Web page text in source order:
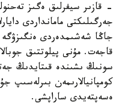
- قازىر سيفرلىق ەگىز
جەرگىلىكتى مامانداردى
جاڭا شەشىمدەردى
قاجەت. مۇنى پيلوتتىق
سونىڭ ىشىندە قىتايدىڭ
كومپانيالارىمەن
ەسەپتەيدى ساراپشى.